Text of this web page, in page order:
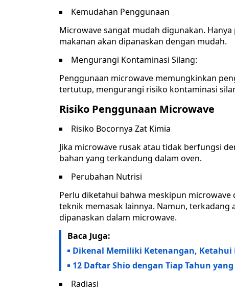
Kemudahan Penggunaan
Microwave sangat mudah digunakan.
makanan akan dipanaskan dengan mudah.
Mengurangi Kontaminasi Silang:
Penggunaan microwave memungkinkan
tertutup, mengurangi risiko kontaminasi
Risiko Penggunaan Microwave
Risiko Bocornya Zat Kimia
Jika microwave rusak atau tidak berfungsi
bahan yang terkandung dalam oven.
Perubahan Nutrisi
Perlu diketahui bahwa meskipun
teknik memasak lainnya. Namun,
dipanaskan dalam microwave.
Baca Juga:
Dikenal Memiliki Ketenangan,
12 Daftar Shio dengan Tiap Tahun
Radiasi